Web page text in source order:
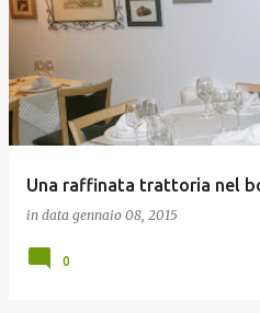
Una raffinata trattoria nel
in data gennaio 08, 2015
0